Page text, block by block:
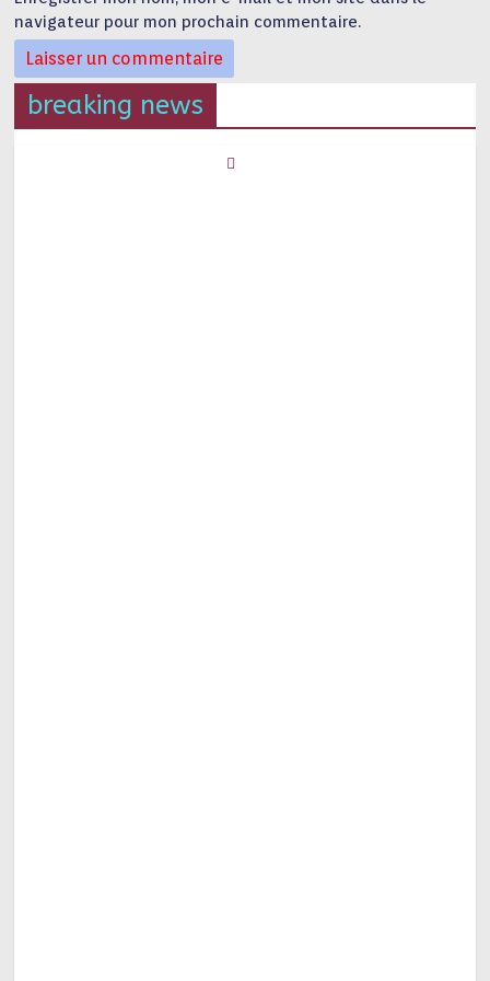
navigateur pour mon prochain commentaire.
breaking news